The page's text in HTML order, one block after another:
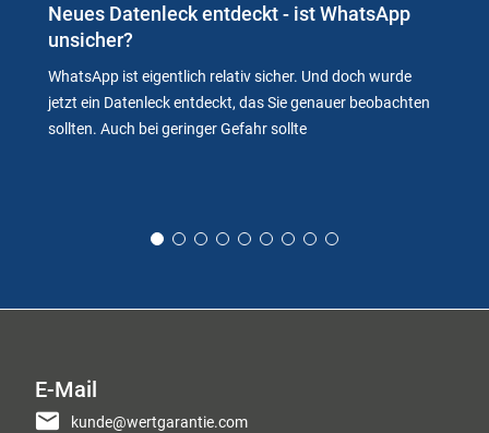
Neues Datenleck entdeckt - ist WhatsApp
unsicher?
WhatsApp ist eigentlich relativ sicher. Und doch wurde
jetzt ein Datenleck entdeckt, das Sie genauer beobachten
sollten. Auch bei geringer Gefahr sollte
E-Mail
kunde@wertgarantie.com